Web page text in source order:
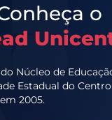
o
Núcleo de
Estadual do
2005.